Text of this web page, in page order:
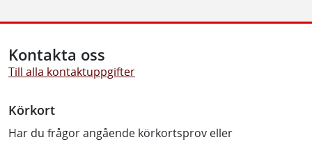
Kontakta oss
Till alla kontaktuppgifter
Körkort
Har du frågor angående körkortsprov eller